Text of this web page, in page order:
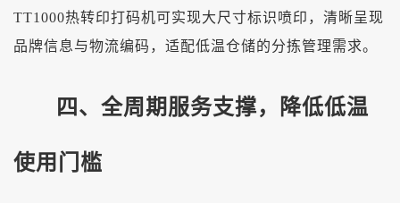
TT1000热转印打码机可实现大尺寸标识喷印，清晰呈现
品牌信息与物流编码，适配低温仓储的分拣管理需求。
四、全周期服务支撑，降低低温
使用门槛